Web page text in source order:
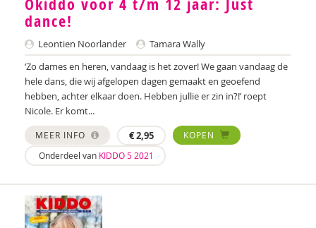
Brenda Best
Annemiek van Beurden
Annemiek Beurden, van
Saskia van Beveren
Saskia Beverloo
Iva Bicanic
Anne Bijsterbosch
Joyce Blauwhoff
Okiddo voor 4 t/m 12 jaar: Just
dance!
Leontien Noorlander
Tamara Wally
‘Zo dames en heren, vandaag is het zover! We gaan vandaag de
hele dans, die wij afgelopen dagen gemaakt en geoefend
hebben, achter elkaar doen. Hebben jullie er zin in?!’ roept
Nicole. Er komt...
MEER INFO €2,95
KOPEN
Onderdeel van KIDDO 5 2021